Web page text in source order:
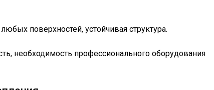
поверхностей, устойчивая структура.
необходимость профессионального оборудования